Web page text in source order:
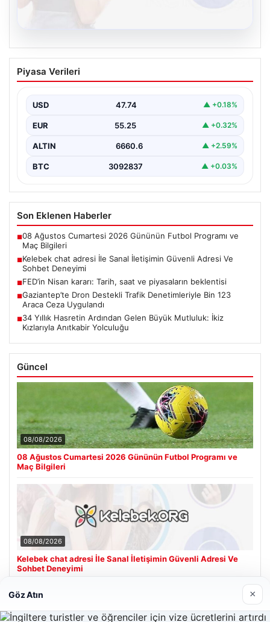
Kelebek chat adresi İle Sanal İletişimin
Güvenli Adresi Ve Sohbet Deneyimi
sağlaması büyük bir önem taşımaktadır. Halen birçok…
Piyasa Verileri
USD 47.74 ▲ +0.18%
EUR 55.25 ▲ +0.32%
ALTIN 6660.6 ▲ +2.59%
BTC 3092837 ▲ +0.03%
Son Eklenen Haberler
■08 Ağustos Cumartesi 2026 Gününün Futbol Programı ve
Maç Bilgileri
■Kelebek chat adresi İle Sanal İletişimin Güvenli Adresi Ve
Sohbet Deneyimi
■FED’in Nisan kararı: Tarih, saat ve piyasaların beklentisi
■Gaziantep’te Dron Destekli Trafik Denetimleriyle Bin 123
Araca Ceza Uygulandı
■34 Yıllık Hasretin Ardından Gelen Büyük Mutluluk: İkiz
Kızlarıyla Anıtkabir Yolculuğu
Güncel
08/08/2026
08 Ağustos Cumartesi 2026 Gününün Futbol Programı ve
Maç Bilgileri
08/08/2026
Kelebek chat adresi İle Sanal İletişimin Güvenli Adresi Ve
Sohbet Deneyimi
Son Eklenen Firmalar
Göz Atın ×